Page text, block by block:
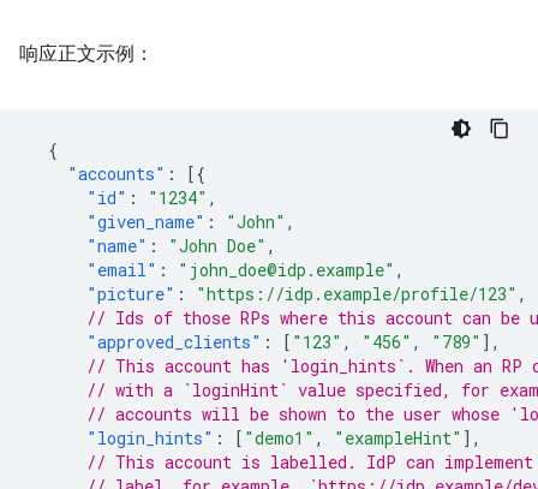
响应正文示例：
{
"accounts" :
[{
"id" : "1234" ,
"given_name" : "John" ,
"name" : "John Doe" ,
"email" : "john_doe@idp.example" ,
"picture" : "https://idp.example/profile/123" ,
// Ids of those RPs where this account can be
"approved_clients" : [ "123" , "456" , "789" ],
// This account has 'login_hints`. When an
// with a `loginHint` value specified, for
// accounts will be shown to the user whose
"login_hints" : [ "demo1" , "exampleHint" ],
// This account is labelled. IdP can